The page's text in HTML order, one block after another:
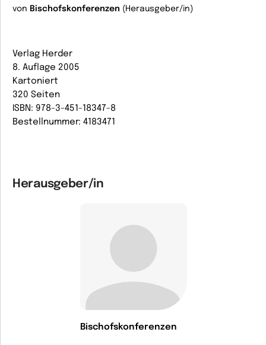
von Bischofskonferenzen (Herausgeber/in)
Verlag Herder
8. Auflage 2005
Kartoniert
320 Seiten
ISBN: 978-3-451-18347-8
Bestellnummer: 4183471
Herausgeber/in
Bischofskonferenzen